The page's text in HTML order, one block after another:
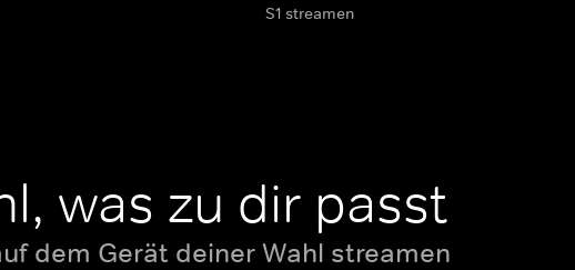
S1 streamen
was zu dir passt
dem Gerät deiner Wahl streamen